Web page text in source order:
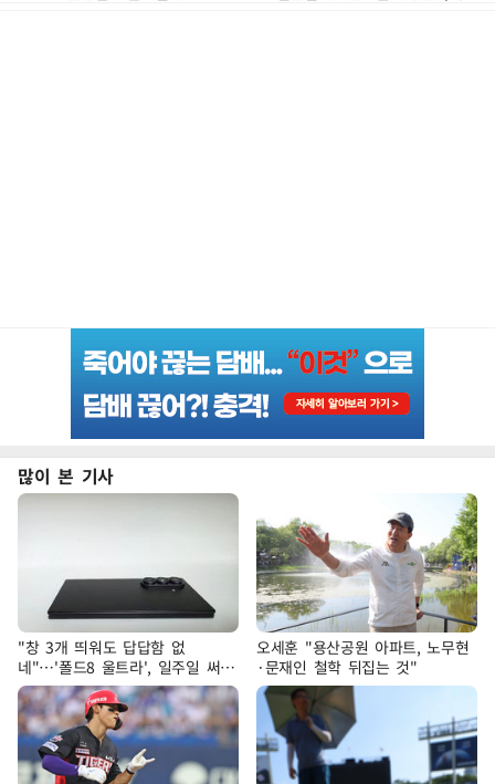
많이 본 기사
"창 3개 띄워도 답답함 없
네"…'폴드8 울트라', 일주일 써보
니
오세훈 "용산공원 아파트, 노무현
·문재인 철학 뒤집는 것"